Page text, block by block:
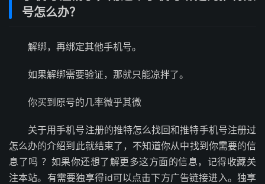
号怎么办？
解绑，再绑定其他手机号。
如果解绑需要验证，那就只能凉拌了。
你买到原号的几率微乎其微
关于用手机号注册的推特怎么找回和推特手机号注册过
怎么办的介绍到此就结束了，不知道你从中找到你需要的信
息了吗 ？如果你还想了解更多这方面的信息，记得收藏关
注本站。有需要独享得id可以点击下方广告链接进入。独享